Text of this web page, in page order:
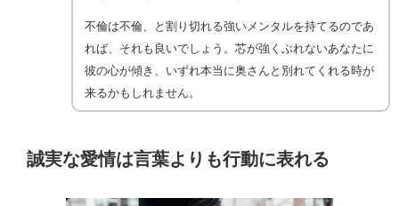
不倫は不倫、と割り切れる強いメンタルを持てるのであ
れば、それも良いでしょう。芯が強くぶれないあなたに
彼の心が傾き、いずれ本当に奥さんと別れてくれる時が
来るかもしれません。
誠実な愛情は言葉よりも行動に表れる